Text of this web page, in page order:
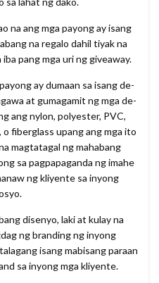
na ang mga payong ay isang
na regalo dahil tiyak na
pang mga uri ng giveaway.
ay dumaan sa isang de-
at gumagamit ng mga de-
ang nylon, polyester, PVC,
fiberglass upang ang mga ito
magtatagal ng mahabang
sa pagpapaganda ng imahe
ng kliyente sa inyong
disenyo, laki at kulay na
ng branding ng inyong
isang mabisang paraan
sa inyong mga kliyente.